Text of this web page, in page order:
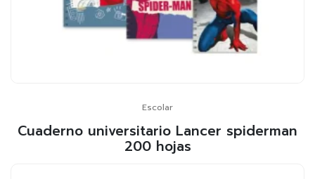
Escolar
Cuaderno universitario Lancer spiderman
200 hojas